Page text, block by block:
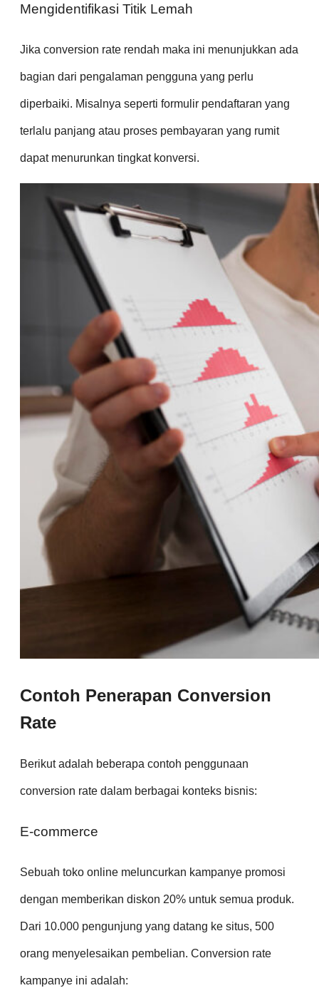
Mengidentifikasi Titik Lemah
Jika conversion rate rendah maka ini menunjukkan ada
bagian dari pengalaman pengguna yang perlu
diperbaiki. Misalnya seperti formulir pendaftaran yang
terlalu panjang atau proses pembayaran yang rumit
dapat menurunkan tingkat konversi.
Contoh Penerapan Conversion
Rate
Berikut adalah beberapa contoh penggunaan
conversion rate dalam berbagai konteks bisnis:
E-commerce
Sebuah toko online meluncurkan kampanye promosi
dengan memberikan diskon 20% untuk semua produk.
Dari 10.000 pengunjung yang datang ke situs, 500
orang menyelesaikan pembelian. Conversion rate
kampanye ini adalah: